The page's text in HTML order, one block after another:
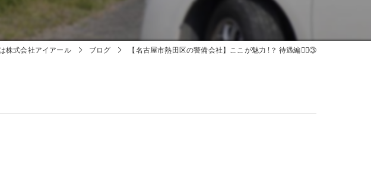
株式会社アイアール ブログ 【名古屋市熱田区の警備会社】ここが魅力 !？ 待遇編🕵🏻③